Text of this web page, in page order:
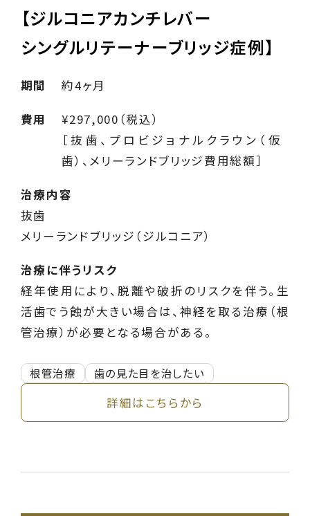
【ジルコニアカンチレバー
シングルリテーナーブリッジ症例】
期間 約4ヶ月
費用
¥297,000（税込）
［抜歯、プロビジョナルクラウン（仮
歯）、メリーランドブリッジ費用総額］
治療内容
抜歯
メリーランドブリッジ（ジルコニア）
治療に伴うリスク
経年使用により、脱離や破折のリスクを伴う。生
活歯でう蝕が大きい場合は、神経を取る治療（根
管治療）が必要となる場合がある。
根管治療 歯の見た目を治したい
詳細はこちらから